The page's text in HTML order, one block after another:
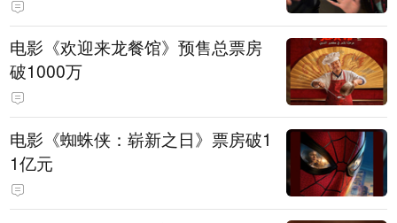
电影《欢迎来龙餐馆》预售总票房
破1000万
电影《蜘蛛侠：崭新之日》票房破1
1亿元